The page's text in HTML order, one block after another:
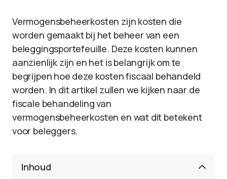
Vermogensbeheerkosten zijn kosten die
worden gemaakt bij het beheer van een
beleggingsportefeuille. Deze kosten kunnen
aanzienlijk zijn en het is belangrijk om te
begrijpen hoe deze kosten fiscaal behandeld
worden. In dit artikel zullen we kijken naar de
fiscale behandeling van
vermogensbeheerkosten en wat dit betekent
voor beleggers.
Inhoud